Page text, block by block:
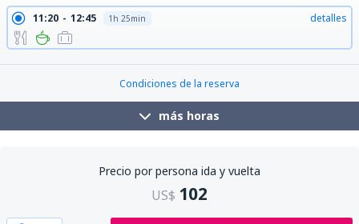
11:20 12:45 1h 25min detalles
Condiciones de la reserva
más horas
Precio por persona ida y vuelta
US$ 102